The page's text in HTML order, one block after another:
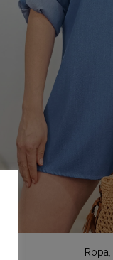
Ropa